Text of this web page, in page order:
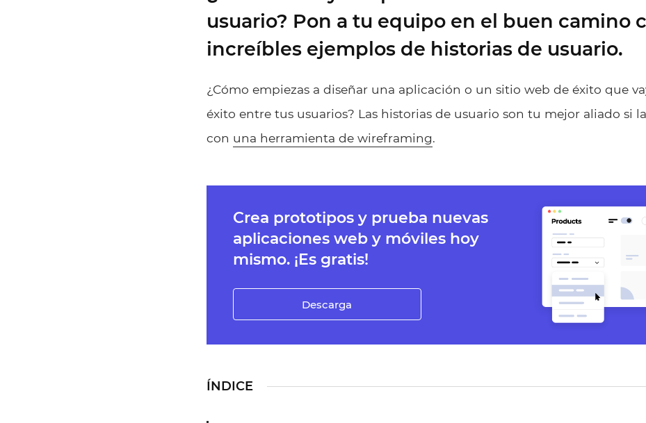
usuario? Pon a tu equipo en el buen camino
increíbles ejemplos de historias de usuario.
¿Cómo empiezas a diseñar una aplicación o un sitio web de éxito que
éxito entre tus usuarios? Las historias de usuario son tu mejor aliado si
con una herramienta de wireframing.
Crea prototipos y prueba nuevas
aplicaciones web y móviles hoy
mismo. ¡Es gratis!
Descarga
ÍNDICE